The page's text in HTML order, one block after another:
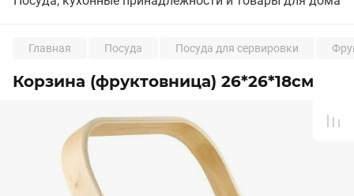
Главная Посуда Посуда для сервировки
Корзина (фруктовница) 26*26*18см